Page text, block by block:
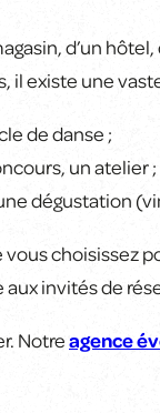
d’un
il existe une
de danse ;
un atelier ;
dégustation
choisissez
invités de
Notreagence